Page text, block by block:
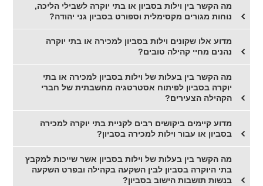
מה הקשר בין וילות בסביון או בתי יוקרה לשבילי הליכה,
נוחות מגורים מקסימלית וספורט בסביון גני יהודה?
מדוע אלו שקונים וילות בסביון למכירה או בתי יוקרה
נהנים מחיי קהילה טובים?
מה הקשר בין בעלות של וילות בסביון למכירה או בתי
יוקרה בסביון לפיתוח אסטרטגיה מחשבתית של חברי
הקהילה הצעירים?
מדוע קיימים ביקושים רבים לקניית בתי יוקרה למכירה
בסביון או עבור וילות למכירה בסביון?
מה הקשר בין בעלות של וילות בסביון אשר שייכות למקבץ
בתי היוקרה בסביון לבין השקעה בקהילה ובפרט השקעה
בנשות תושבות הישוב בסביון?